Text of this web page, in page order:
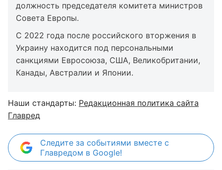
должность председателя комитета министров
Совета Европы.
С 2022 года после российского вторжения в
Украину находится под персональными
санкциями Евросоюза, США, Великобритании,
Канады, Австралии и Японии.
Наши стандарты: Редакционная политика сайта
Главред
Следите за событиями вместе с
Главредом в Google!